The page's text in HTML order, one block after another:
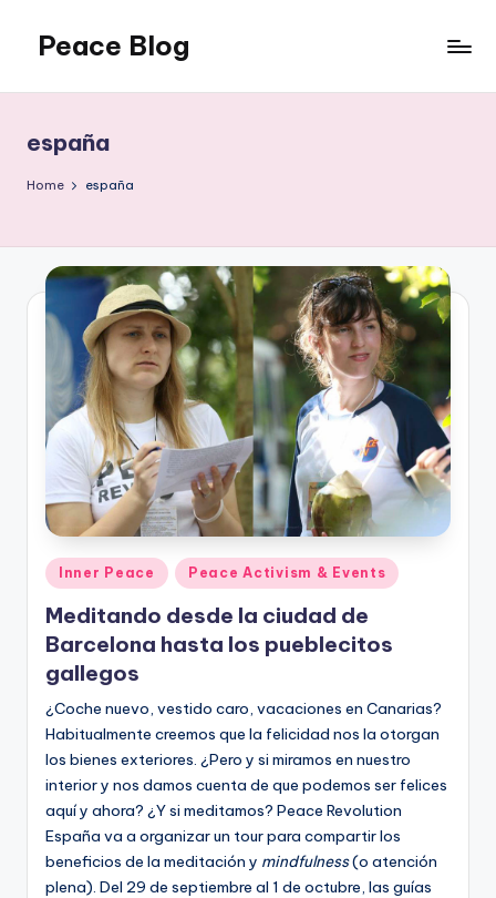
content
Peace Blog
Like
This
españa
Home españa
Posted
in
Inner Peace Peace Activism & Events
Meditando desde la ciudad de
Barcelona hasta los pueblecitos
gallegos
¿Coche nuevo, vestido caro, vacaciones en Canarias?
Habitualmente creemos que la felicidad nos la otorgan
los bienes exteriores. ¿Pero y si miramos en nuestro
interior y nos damos cuenta de que podemos ser felices
aquí y ahora? ¿Y si meditamos? Peace Revolution
España va a organizar un tour para compartir los
beneficios de la meditación y mindfulness(o atención
plena). Del 29 de septiembre al 1 de octubre, las guías